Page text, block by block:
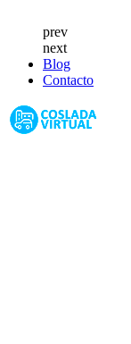
prev
next
Blog
Contacto